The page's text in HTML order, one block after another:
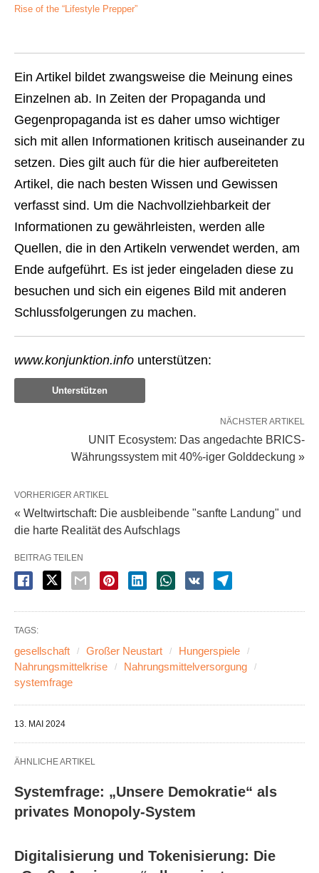
Rise of the “Lifestyle Prepper”
Ein Artikel bildet zwangsweise die Meinung eines
Einzelnen ab. In Zeiten der Propaganda und
Gegenpropaganda ist es daher umso wichtiger
sich mit allen Informationen kritisch auseinander zu
setzen. Dies gilt auch für die hier aufbereiteten
Artikel, die nach besten Wissen und Gewissen
verfasst sind. Um die Nachvollziehbarkeit der
Informationen zu gewährleisten, werden alle
Quellen, die in den Artikeln verwendet werden, am
Ende aufgeführt. Es ist jeder eingeladen diese zu
besuchen und sich ein eigenes Bild mit anderen
Schlussfolgerungen zu machen.
www.konjunktion.info unterstützen:
Unterstützen
NÄCHSTER ARTIKEL
UNIT Ecosystem: Das angedachte BRICS-
Währungssystem mit 40%-iger Golddeckung »
VORHERIGER ARTIKEL
« Weltwirtschaft: Die ausbleibende "sanfte Landung" und
die harte Realität des Aufschlags
BEITRAG TEILEN
TAGS:
gesellschaft Großer Neustart
Hungerspiele
Nahrungsmittelkrise
Nahrungsmittelversorgung
systemfrage
13. MAI 2024
ÄHNLICHE ARTIKEL
Systemfrage: „Unsere Demokratie“ als
privates Monopoly-System
Digitalisierung und Tokenisierung: Die